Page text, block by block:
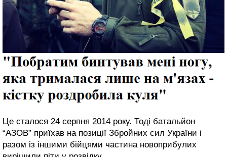
Це сталося 24 серпня 2014 року. Тоді батальйон
“АЗОВ” приїхав на позиції Збройних сил України і
разом із іншими бійцями частина новоприбулих